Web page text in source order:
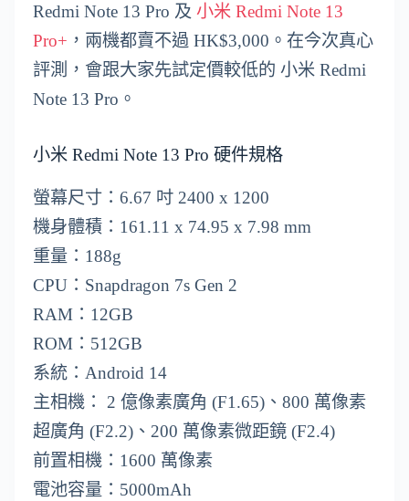
Redmi Note 13 Pro 及 小米 Redmi Note 13
Pro+ ，兩機都賣不過 HK$3,000。在今次真心
評測，會跟大家先試定價較低的 小米 Redmi
Note 13 Pro。
小米 Redmi Note 13 Pro 硬件規格
螢幕尺寸：6.67 吋 2400 x 1200
機身體積：161.11 x 74.95 x 7.98 mm
重量：188g
CPU：Snapdragon 7s Gen 2
RAM：12GB
ROM：512GB
系統：Android 14
主相機： 2 億像素廣角 (F1.65)、800 萬像素
超廣角 (F2.2)、200 萬像素微距鏡 (F2.4)
前置相機：1600 萬像素
電池容量：5000mAh